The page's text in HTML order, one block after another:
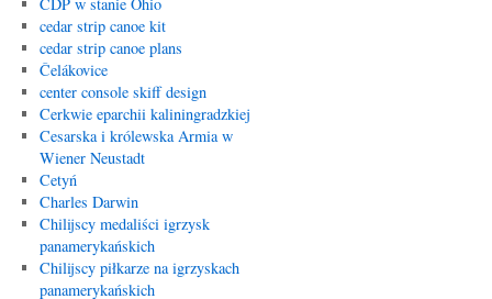
cedar strip canoe kit
cedar strip canoe plans
Čelákovice
center console skiff design
Cerkwie eparchii kaliningradzkiej
Cesarska i królewska Armia w
Wiener Neustadt
Cetyń
Charles Darwin
Chilijscy medaliści igrzysk
panamerykańskich
Chilijscy piłkarze na igrzyskach
panamerykańskich